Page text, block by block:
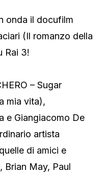
onda il docufilm
(Il romanzo della
Rai 3!
– Sugar
mia vita),
e Giangiacomo De
artista
di amici e
Brian May, Paul